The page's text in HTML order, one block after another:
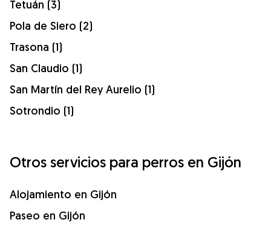
Tetuán (3)
Pola de Siero (2)
Trasona (1)
San Claudio (1)
San Martín del Rey Aurelio (1)
Sotrondio (1)
Otros servicios para perros en Gijón
Alojamiento en Gijón
Paseo en Gijón